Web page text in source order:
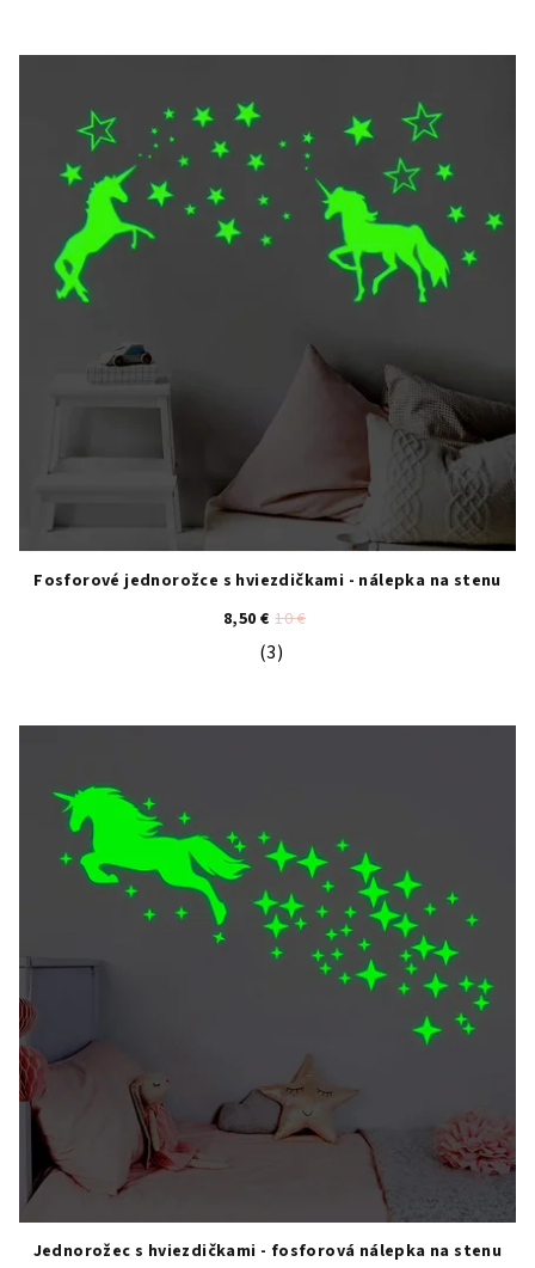
Fosforové jednorožce s hviezdičkami - nálepka na stenu
8,50 € 10 €
Priemerné hodnotenie produktu
(3)
Jednorožec s hviezdičkami - fosforová nálepka na stenu